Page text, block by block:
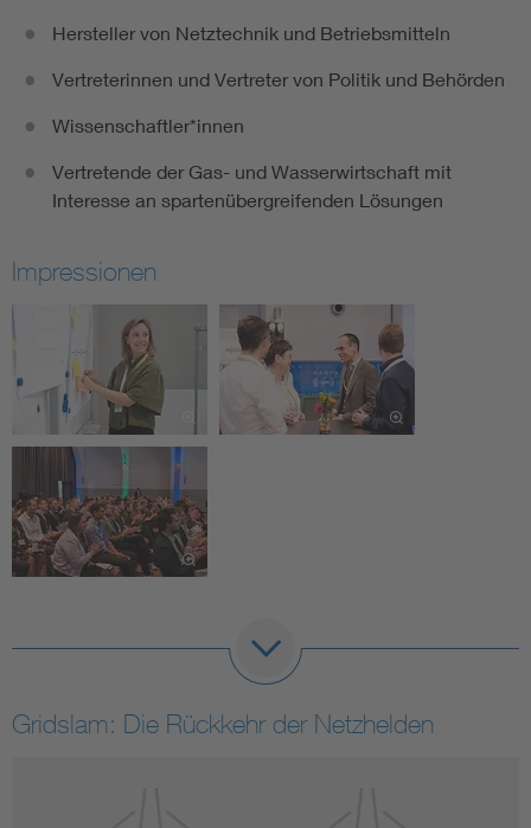
Hersteller von Netztechnik und Betriebsmitteln
Vertreterinnen und Vertreter von Politik und Behörden
Wissenschaftler*innen
Vertretende der Gas- und Wasserwirtschaft mit
Interesse an spartenübergreifenden Lösungen
Impressionen
Gridslam: Die Rückkehr der Netzhelden